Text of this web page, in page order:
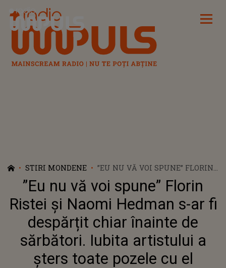
Radio Impuls
STIRI MONDENE
”EU NU VĂ VOI SPUNE” FLORIN
RISTEI ȘI NAOMI HEDMAN S-AR
FI DESPĂRȚIT CHIAR ÎNAINTE
DE SĂRBĂTORI. IUBITA
ARTISTULUI A ȘTERS TOATE
POZELE CU EL
”Eu nu vă voi spune” Florin
Ristei și Naomi Hedman s-ar fi
despărțit chiar înainte de
sărbători. Iubita artistului a
șters toate pozele cu el